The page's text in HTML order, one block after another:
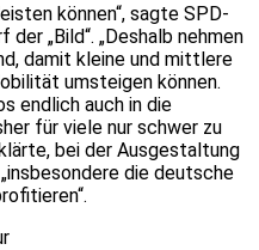
können“, sagte SPD-
„Bild“. „Deshalb nehmen
damit kleine und mittlere
umsteigen können.
endlich auch in die
für viele nur schwer zu
bei der Ausgestaltung
die deutsche